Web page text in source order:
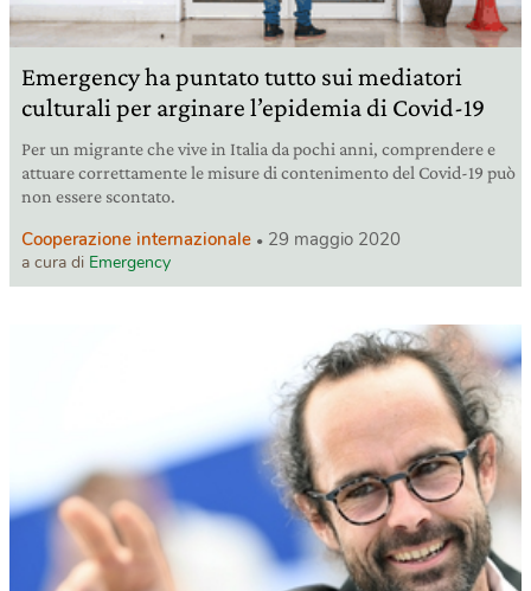
Emergency ha puntato tutto sui mediatori
culturali per arginare l’epidemia di Covid-19
Per un migrante che vive in Italia da pochi anni, comprendere e
attuare correttamente le misure di contenimento del Covid-19 può
non essere scontato.
Cooperazione internazionale 29 maggio 2020
a cura di Emergency